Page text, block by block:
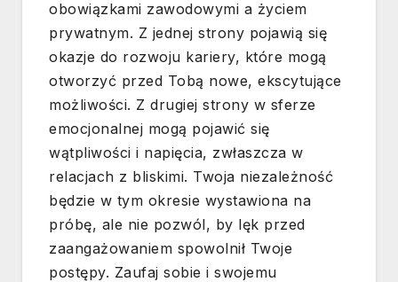
obowiązkami zawodowymi a życiem
prywatnym. Z jednej strony pojawią się
okazje do rozwoju kariery, które mogą
otworzyć przed Tobą nowe, ekscytujące
możliwości. Z drugiej strony w sferze
emocjonalnej mogą pojawić się
wątpliwości i napięcia, zwłaszcza w
relacjach z bliskimi. Twoja niezależność
będzie w tym okresie wystawiona na
próbę, ale nie pozwól, by lęk przed
zaangażowaniem spowolnił Twoje
postępy. Zaufaj sobie i swojemu